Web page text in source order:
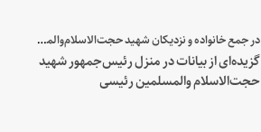
در جمع خانواده و نزدیکان شهید حجت‌الاسلام‌والمسلمین رئیسی:
گزیده‌ای از بیانات در منزل رئیس‌جمهور شهید
حجت‌الاسلام والمسلمین رئیسی